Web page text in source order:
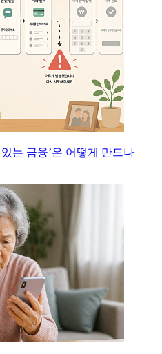
는 금융’은 어떻게 만드나